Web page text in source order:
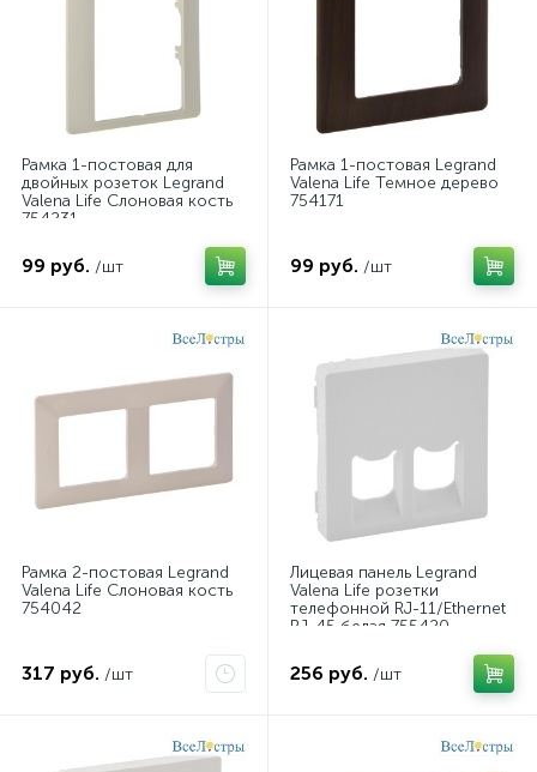
Рамка 1-постовая для
двойных розеток Legrand
Valena Life Слоновая кость
754231
99 руб. /шт
Рамка 1-постовая Legrand
Valena Life Темное дерево
754171
99 руб. /шт
Рамка 2-постовая Legrand
Valena Life Слоновая кость
754042
317 руб. /шт
Лицевая панель Legrand
Valena Life розетки
телефонной RJ-11/Ethernet
RJ-45 белая 755420
256 руб. /шт